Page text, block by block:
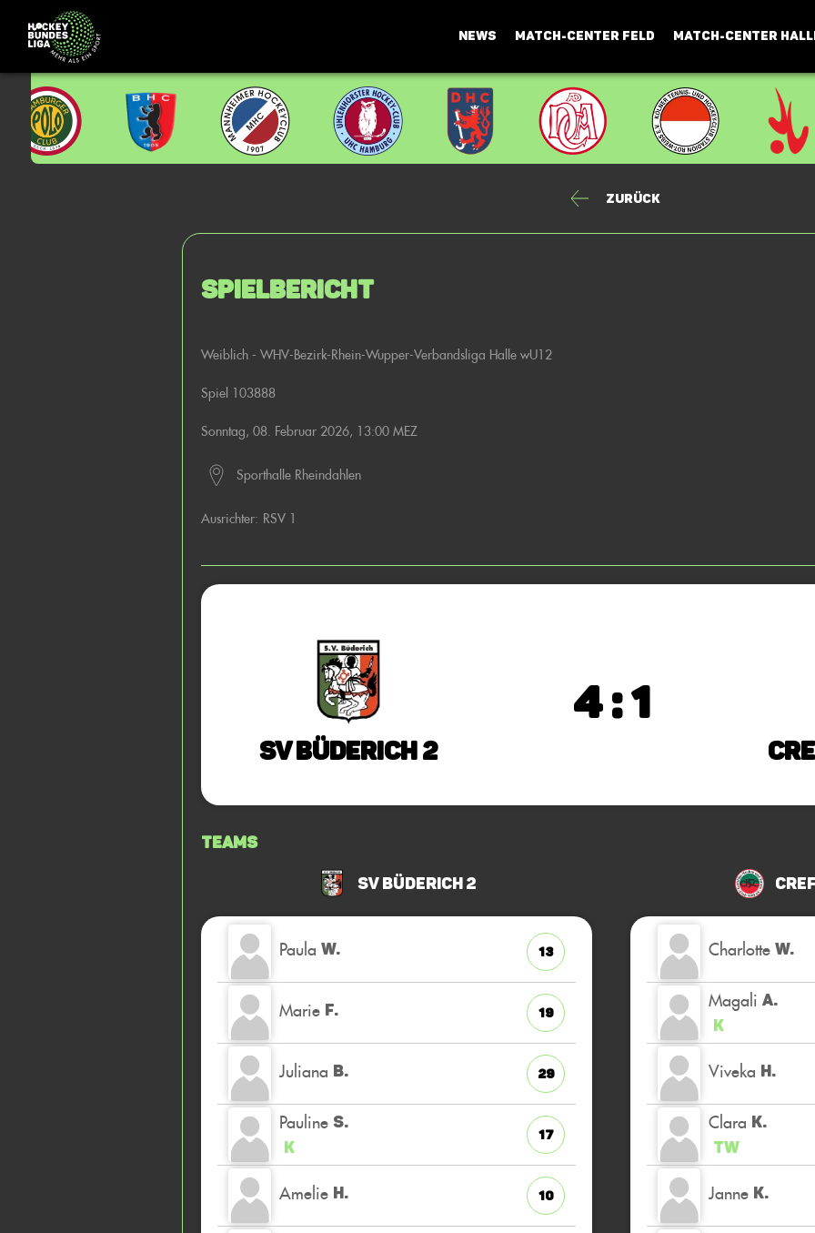
NEWS MATCH-CENTER FELD MATCH-CENTER
Zurück
Spielbericht
Weiblich - WHV-Bezirk-Rhein-Wupper-Verbandsliga Halle wU12
Spiel 103888
Sonntag, 08. Februar 2026, 13:00 MEZ
Sporthalle Rheindahlen
Ausrichter: RSV 1
SV Büderich 2
4 : 1
Teams
SV Büderich 2
Paula W. 13
Marie F. 19
Juliana B. 29
Pauline S.
K
17
Amelie H. 10
Charlotte W.
Magali A.
K
Viveka H.
Clara K.
TW
Janne K.